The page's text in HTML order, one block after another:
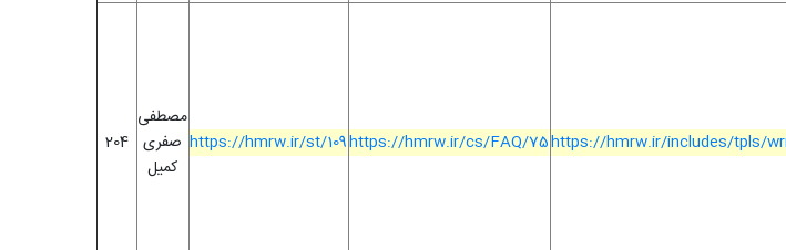
204
مصطفی
صفری
کمیل
https://hmrw.ir/st/109https://hmrw.ir/cs/FAQ/75https://hmrw.ir/includes/tpls/